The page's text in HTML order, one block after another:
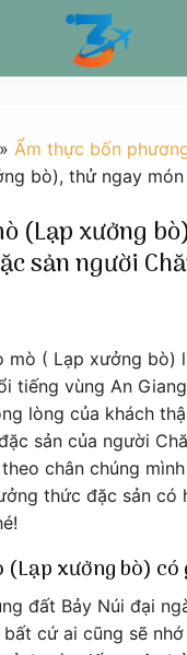
» Ẩm thực bốn
bò), thử ngay
(Lạp xưởng
sản người
mò ( Lạp xưởng bò)
tiếng vùng An
lòng của khách
sản của người
chân chúng
thức đặc sản có
(Lạp xưởng bò) có
đất Bảy Núi đại
cứ ai cũng sẽ